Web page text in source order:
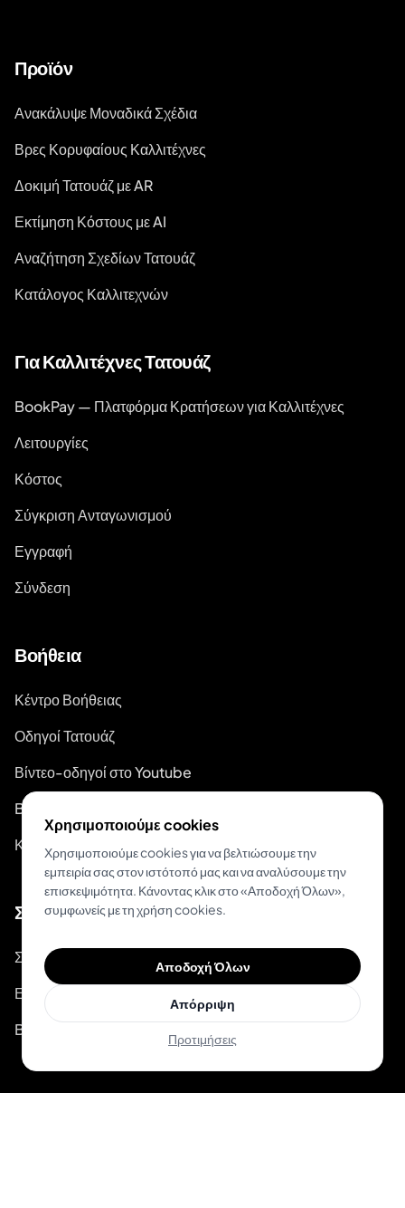
Προϊόν
Ανακάλυψε Μοναδικά Σχέδια
Βρες Κορυφαίους Καλλιτέχνες
Δοκιμή Τατουάζ με AR
Εκτίμηση Κόστους με AI
Αναζήτηση Σχεδίων Τατουάζ
Κατάλογος Καλλιτεχνών
Για Καλλιτέχνες Τατουάζ
BookPay — Πλατφόρμα Κρατήσεων για Καλλιτέχνες
Λειτουργίες
Κόστος
Σύγκριση Ανταγωνισμού
Εγγραφή
Σύνδεση
Βοήθεια
Κέντρο Βοήθειας
Οδηγοί Τατουάζ
Βίντεο-οδηγοί στο Youtube
Blog
Κατάσταση Συστήματος
Σχετικά
Σχετικά με το Inkjin
Επικοινώνησε μαζί μας
Branding Kit
Χρησιμοποιούμε cookies
Χρησιμοποιούμε cookies για να βελτιώσουμε την
εμπειρία σας στον ιστότοπό μας και να αναλύσουμε την
επισκεψιμότητα. Κάνοντας κλικ στο «Αποδοχή Όλων»,
συμφωνείς με τη χρήση cookies.
Αποδοχή Όλων
Απόρριψη
Προτιμήσεις